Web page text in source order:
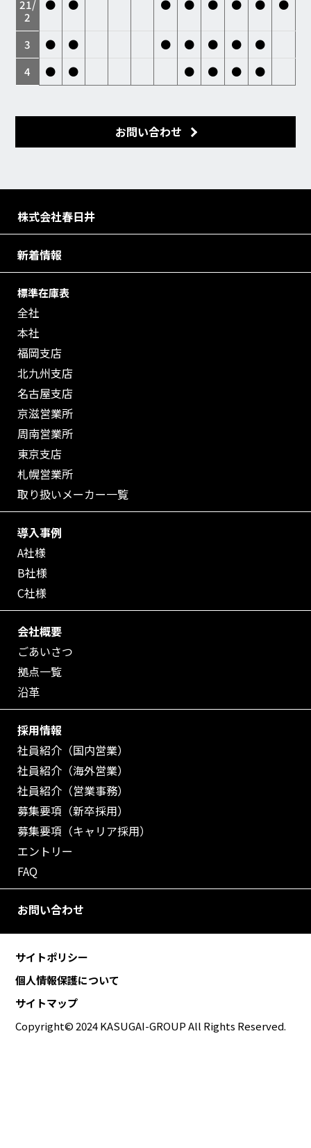
21/
2
● ● ● ● ● ● ● ●
3 ● ● ● ● ● ●
●
4
● ● ● ● ● ●
お問い合わせ
株式会社春日井
新着情報
標準在庫表
全社
本社
福岡支店
北九州支店
名古屋支店
京滋営業所
周南営業所
東京支店
札幌営業所
取り扱いメーカー一覧
導入事例
A社様
B社様
C社様
会社概要
ごあいさつ
拠点一覧
沿革
採用情報
社員紹介（国内営業）
社員紹介（海外営業）
社員紹介（営業事務）
募集要項（新卒採用）
募集要項（キャリア採用）
エントリー
FAQ
お問い合わせ
サイトポリシー
個人情報保護について
サイトマップ
Copyright© 2024 KASUGAI-GROUP All Rights Reserved.